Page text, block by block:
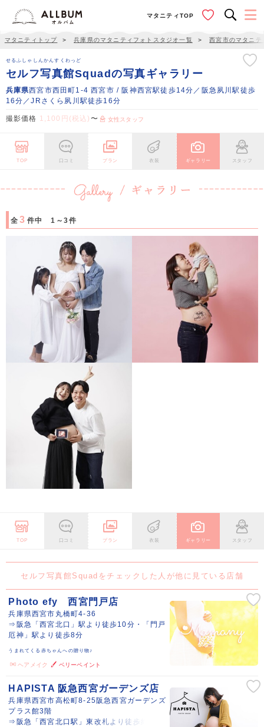
マタニティTOP
マタニティトップ ＞ 兵庫県のマタニティフォトスタジオ一覧 ＞ 西宮市のマタニ
せるふしゃしんかんすくわっど
セルフ写真館Squadの写真ギャラリー
兵庫県西宮市西田町1-4 西宮市 / 阪神西宮駅徒歩14分／阪急夙川駅徒歩
16分／JRさくら夙川駅徒歩16分
撮影価格 1,100円(税込) 〜 女性スタッフ
TOP 口コミ プラン 衣装 ギャラリー スタッフ
全 3 件中 1～3件
TOP 口コミ プラン 衣装 ギャラリー スタッフ
セルフ写真館Squadをチェックした人が他に見ている店舗
Photo efy 西宮門戸店
兵庫県西宮市丸橋町4-36
⇒阪急「西宮北口」駅より徒歩10分・「門戸
厄神」駅より徒歩8分
うまれてくる赤ちゃんへの贈り物♪
ヘアメイク ベリーペイント
HAPISTA 阪急西宮ガーデンズ店
兵庫県西宮市高松町8-25阪急西宮ガーデンズ
プラス館3階
⇒阪急「西宮北口駅」東改札より徒歩約3分